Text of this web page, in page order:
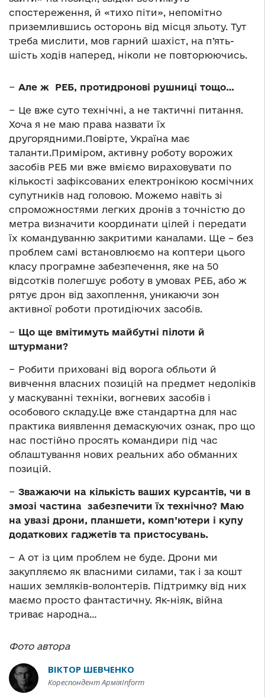
спостереження, й «тихо піти», непомітно
приземлившись осторонь від місця зльоту. Тут
треба мислити, мов гарний шахіст, на п’ять-
шість ходів наперед, ніколи не повторюючись.
− Але ж РЕБ, протидронові рушниці тощо…
− Це вже суто технічні, а не тактичні питання.
Хоча я не маю права назвати їх
другорядними.Повірте, Україна має
таланти.Приміром, активну роботу ворожих
засобів РЕБ ми вже вміємо вираховувати по
кількості зафіксованих електронікою космічних
супутників над головою. Можемо навіть зі
спроможностями легких дронів з точністю до
метра визначити координати цілей і передати
їх командуванню закритими каналами. Ще – без
проблем самі встановлюємо на коптери цього
класу програмне забезпечення, яке на 50
відсотків полегшує роботу в умовах РЕБ, або ж
рятує дрон від захоплення, уникаючи зон
активної роботи протидіючих засобів.
− Що ще вмітимуть майбутні пілоти й
штурмани?
− Робити приховані від ворога обльоти й
вивчення власних позицій на предмет недоліків
у маскуванні техніки, вогневих засобів і
особового складу.Це вже стандартна для нас
практика виявлення демаскуючих ознак, про що
нас постійно просять командири під час
облаштування нових реальних або обманних
позицій.
− Зважаючи на кількість ваших курсантів, чи в
змозі частина забезпечити їх технічно? Маю
на увазі дрони, планшети, комп’ютери і купу
додаткових гаджетів та пристосувань.
− А от із цим проблем не буде. Дрони ми
закупляємо як власними силами, так і за кошт
наших земляків-волонтерів. Підтримку від них
маємо просто фантастичну. Як-ніяк, війна
триває народна…
Фото автора
ВІКТОР ШЕВЧЕНКО
Кореспондент АрміяInform